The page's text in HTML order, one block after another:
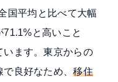
国平均と比べて大幅
と高いこと
います。東京からの
で良好なため、移住